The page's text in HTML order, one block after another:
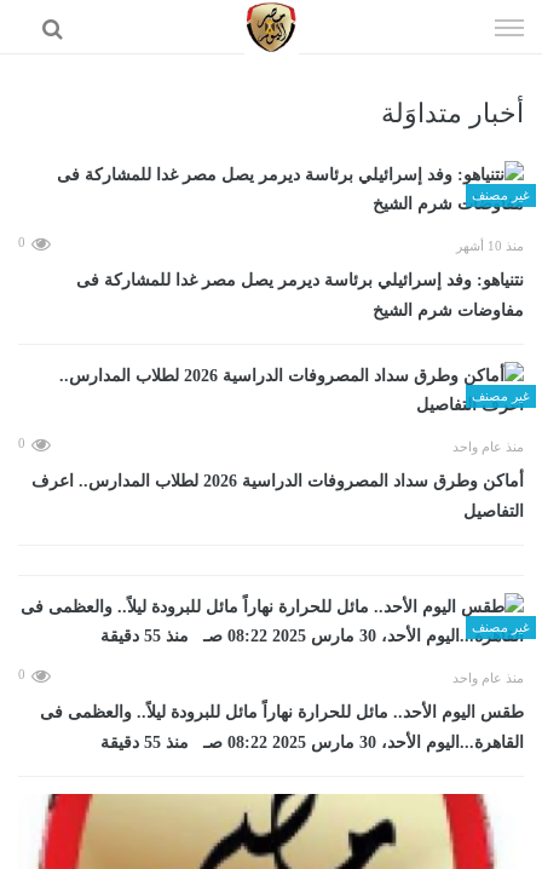
الى
أخبار متداوَلة
غير مصنف
منذ 10 أشهر 0
نتنياهو: وفد إسرائيلي برئاسة ديرمر يصل مصر غدا للمشاركة فى
مفاوضات شرم الشيخ
غير مصنف
منذ عام واحد 0
أماكن وطرق سداد المصروفات الدراسية 2026 لطلاب المدارس.. اعرف
التفاصيل
غير مصنف
منذ عام واحد 0
طقس اليوم الأحد.. مائل للحرارة نهاراً مائل للبرودة ليلاً.. والعظمى فى
القاهرة...اليوم الأحد، 30 مارس 2025 08:22 صـ منذ 55 دقيقة